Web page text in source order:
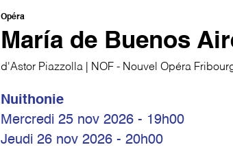
Opéra
María de Buenos
d'Astor Piazzolla | NOF - Nouvel Opéra
Nuithonie
Mercredi 25 nov 2026 - 19h00
Jeudi 26 nov 2026 - 20h00